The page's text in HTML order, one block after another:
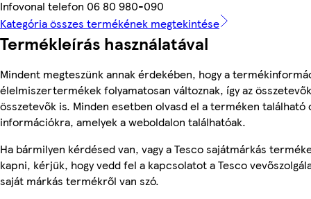
Infovonal telefon 06 80 980-090
Kategória összes termékének megtekintése
Termékleírás használatával
Mindent megteszünk annak érdekében, hogy a
élelmiszertermékek folyamatosan változnak, így az
összetevők is. Minden esetben olvasd el a terméken található
információkra, amelyek a weboldalon találhatóak.
Ha bármilyen kérdésed van, vagy a Tesco sajátmárkás
kapni, kérjük, hogy vedd fel a kapcsolatot a Tesco
saját márkás termékről van szó.